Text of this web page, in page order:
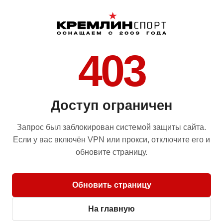
403
Доступ ограничен
Запрос был заблокирован системой защиты сайта.
Если у вас включён VPN или прокси, отключите его и
обновите страницу.
Обновить страницу
На главную